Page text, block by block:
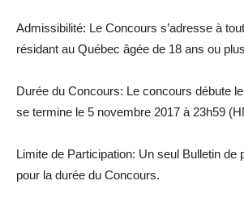
Admissibilité: Le Concours s’adresse à
résidant au Québec âgée de 18 ans ou
Durée du Concours: Le concours débute
se termine le 5 novembre 2017 à 23h59
Limite de Participation: Un seul Bulletin de
pour la durée du Concours.